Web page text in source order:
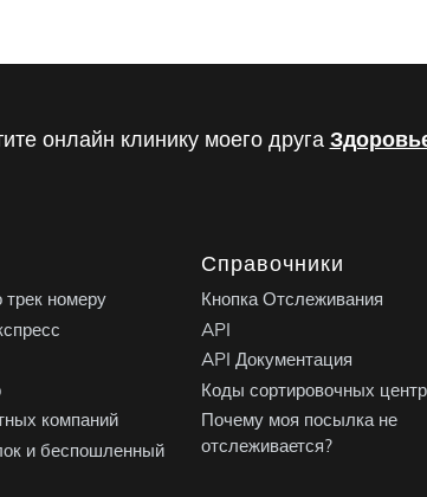
онлайн клинику моего друга
номеру
компаний
и беспошленный
Справочники
Кнопка Отслеживания
API
API Документация
Коды сортировочных
Почему моя посылка не
отслеживается?